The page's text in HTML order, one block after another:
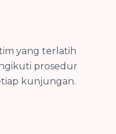
yang terlatih
prosedur
kunjungan.